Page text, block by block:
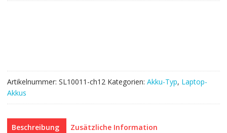
Artikelnummer: SL10011-ch12 Kategorien: Akku-Typ, Laptop-
Akkus
Beschreibung
Zusätzliche Information